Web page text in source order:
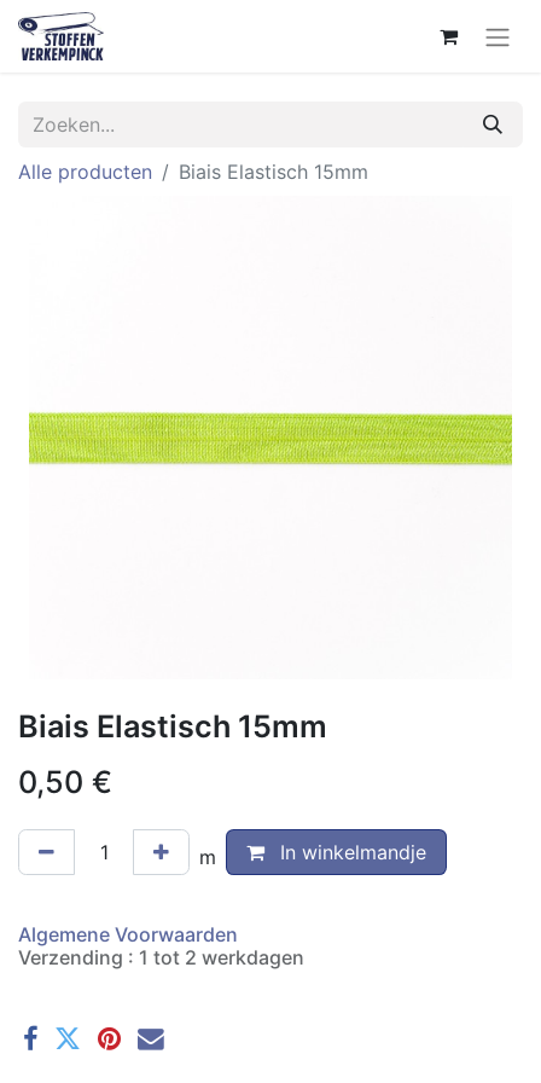
Alle producten Biais Elastisch 15mm
Biais Elastisch 15mm
0,50 €
m In winkelmandje
Algemene Voorwaarden
Verzending : 1 tot 2 werkdagen